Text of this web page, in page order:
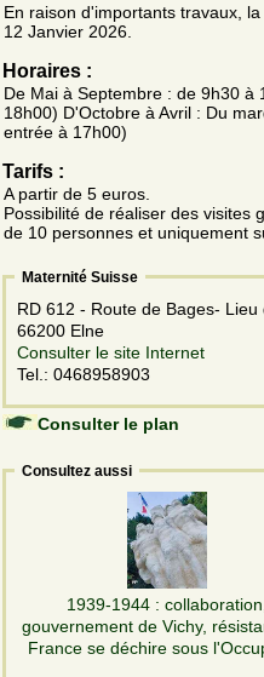
En raison d'importants travaux,
12 Janvier 2026.
Horaires :
De Mai à Septembre : de 9h30
18h00) D'Octobre à Avril : Du
entrée à 17h00)
Tarifs :
A partir de 5 euros.
Possibilité de réaliser des visites
de 10 personnes et uniquement
Maternité Suisse
RD 612 - Route de Bages-
66200 Elne
Consulter le site Internet
Tel.: 0468958903
Consulter le plan
Consultez aussi
1939-1944 : collaboration,
gouvernement de Vichy,
France se déchire sous